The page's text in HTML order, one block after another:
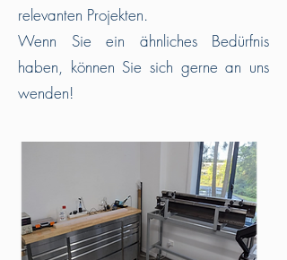
relevanten Projekten.
Wenn Sie ein ähnliches Bedürfnis
haben, können Sie sich gerne an uns
wenden!